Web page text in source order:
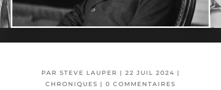
PAR STEVE LAUPER | 22 JUIL 2024 |
CHRONIQUES | 0 COMMENTAIRES